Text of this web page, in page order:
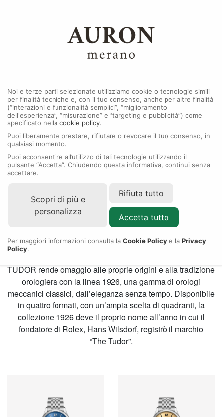
RIVENDITORE AUTORIZZATO
COLLEZIONE 1926
TUDOR rende omaggio alle proprie origini e alla tradizione
orologiera con la linea 1926, una gamma di orologi
meccanici classici, dall’eleganza senza tempo. Disponibile
in quattro formati, con un’ampia scelta di quadranti, la
collezione 1926 deve il proprio nome all’anno in cui il
fondatore di Rolex, Hans Wilsdorf, registrò il marchio
“The Tudor”.
Noi e terze parti selezionate utilizziamo cookie o tecnologie simili
per finalità tecniche e, con il tuo consenso, anche per altre finalità
(“interazioni e funzionalità semplici”, “miglioramento
dell'esperienza”, “misurazione” e “targeting e pubblicità”) come
specificato nella cookie policy.
Puoi liberamente prestare, rifiutare o revocare il tuo consenso, in
qualsiasi momento.
Puoi acconsentire all’utilizzo di tali tecnologie utilizzando il
pulsante “Accetta”. Chiudendo questa informativa, continui senza
accettare.
Scopri di più e
personalizza
Rifiuta tutto
Accetta tutto
Per maggiori informazioni consulta la Cookie Policy e la Privacy
Policy.